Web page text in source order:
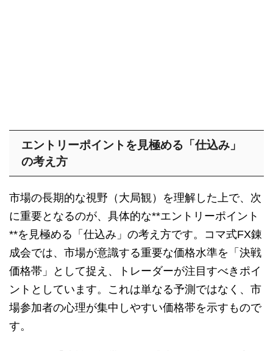
エントリーポイントを見極める「仕込み」
の考え方
市場の長期的な視野（大局観）を理解した上で、次
に重要となるのが、具体的な**エントリーポイント
**を見極める「仕込み」の考え方です。コマ式FX錬
成会では、市場が意識する重要な価格水準を「決戦
価格帯」として捉え、トレーダーが注目すべきポイ
ントとしています。これは単なる予測ではなく、市
場参加者の心理が集中しやすい価格帯を示すもので
す。